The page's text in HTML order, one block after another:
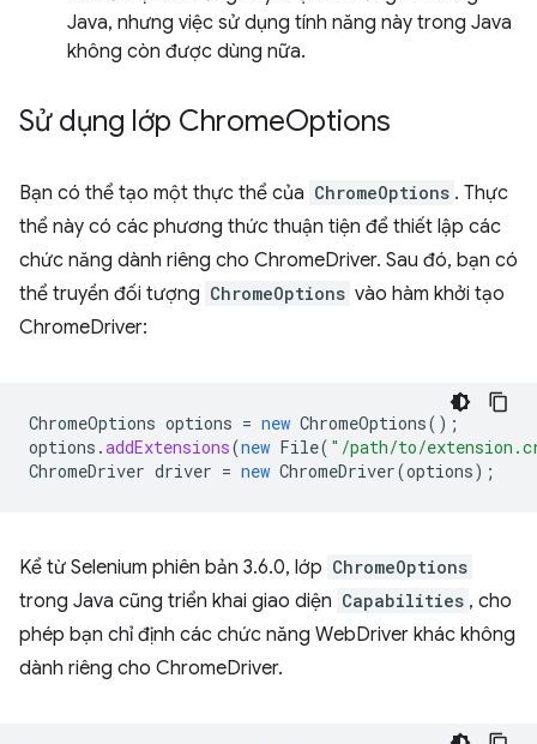
Java, nhưng việc sử dụng tính năng này trong Java
không còn được dùng nữa.
Sử dụng lớp ChromeOptions
Bạn có thể tạo một thực thể của ChromeOptions . Thực
thể này có các phương thức thuận tiện để thiết lập các
chức năng dành riêng cho ChromeDriver. Sau đó, bạn có
thể truyền đối tượng ChromeOptions vào hàm khởi tạo
ChromeDriver:
ChromeOptions options = new ChromeOptions();
options .addExtensions(new File( "/path/to/
ChromeDriver driver = new ChromeDriver(options);
Kể từ Selenium phiên bản 3.6.0, lớp ChromeOptions
trong Java cũng triển khai giao diện Capabilities , cho
phép bạn chỉ định các chức năng WebDriver khác không
dành riêng cho ChromeDriver.